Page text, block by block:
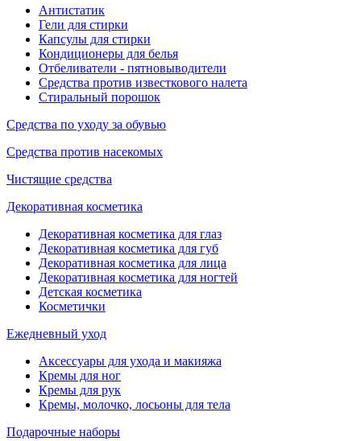
Антистатик
Гели для стирки
Капсулы для стирки
Кондиционеры для белья
Отбеливатели - пятновыводители
Средства против известкового налета
Стиральный порошок
Средства по уходу за обувью
Средства против насекомых
Чистящие средства
Декоративная косметика
Декоративная косметика для глаз
Декоративная косметика для губ
Декоративная косметика для лица
Декоративная косметика для ногтей
Детская косметика
Косметички
Ежедневный уход
Аксессуары для ухода и макияжа
Кремы для ног
Кремы для рук
Кремы, молочко, лосьоны для тела
Подарочные наборы